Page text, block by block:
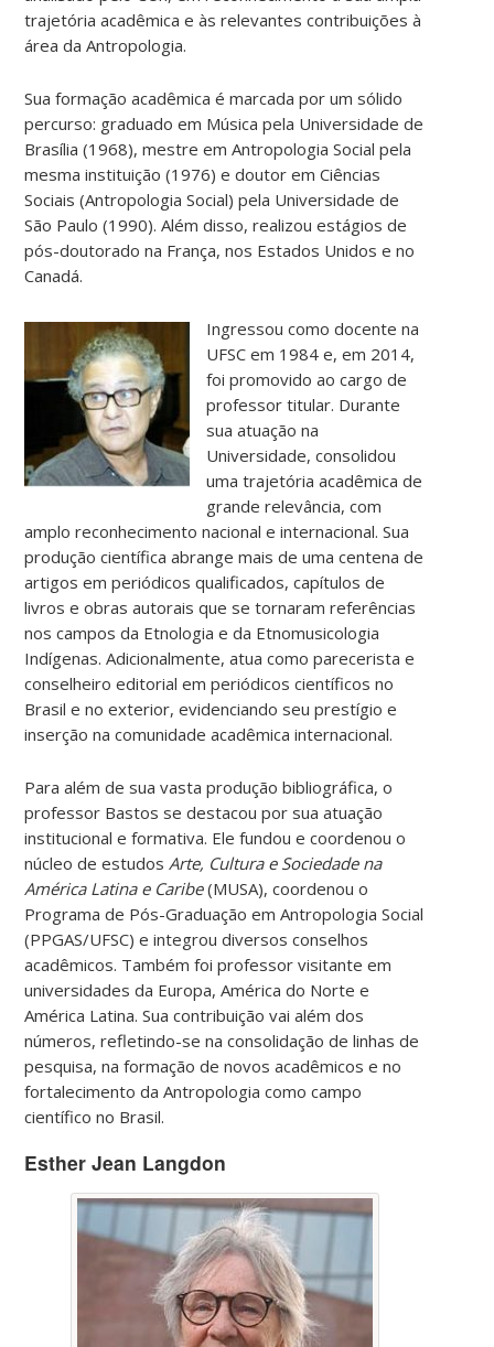
trajetória acadêmica e às relevantes contribuições à
área da Antropologia.
Sua formação acadêmica é marcada por um sólido
percurso: graduado em Música pela Universidade de
Brasília (1968), mestre em Antropologia Social pela
mesma instituição (1976) e doutor em Ciências
Sociais (Antropologia Social) pela Universidade de
São Paulo (1990). Além disso, realizou estágios de
pós-doutorado na França, nos Estados Unidos e no
Canadá.
Ingressou como docente na
UFSC em 1984 e, em 2014,
foi promovido ao cargo de
professor titular. Durante
sua atuação na
Universidade, consolidou
uma trajetória acadêmica de
grande relevância, com
amplo reconhecimento nacional e internacional. Sua
produção científica abrange mais de uma centena de
artigos em periódicos qualificados, capítulos de
livros e obras autorais que se tornaram referências
nos campos da Etnologia e da Etnomusicologia
Indígenas. Adicionalmente, atua como parecerista e
conselheiro editorial em periódicos científicos no
Brasil e no exterior, evidenciando seu prestígio e
inserção na comunidade acadêmica internacional.
Para além de sua vasta produção bibliográfica, o
professor Bastos se destacou por sua atuação
institucional e formativa. Ele fundou e coordenou o
núcleo de estudosArte, Cultura e Sociedade na
América Latina e Caribe(MUSA), coordenou o
Programa de Pós-Graduação em Antropologia Social
(PPGAS/UFSC) e integrou diversos conselhos
acadêmicos. Também foi professor visitante em
universidades da Europa, América do Norte e
América Latina. Sua contribuição vai além dos
números, refletindo-se na consolidação de linhas de
pesquisa, na formação de novos acadêmicos e no
fortalecimento da Antropologia como campo
científico no Brasil.
Esther Jean Langdon